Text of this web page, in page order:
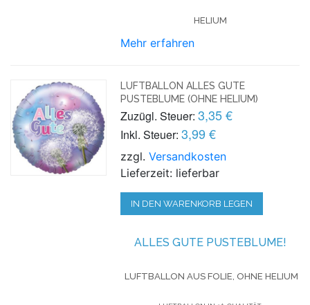
HELIUM
Mehr erfahren
LUFTBALLON ALLES GUTE
PUSTEBLUME (OHNE HELIUM)
Zuzügl. Steuer: 3,35 €
Inkl. Steuer: 3,99 €
zzgl.Versandkosten
Lieferzeit: lieferbar
IN DEN WARENKORB LEGEN
ALLES GUTE PUSTEBLUME!
LUFTBALLON AUS FOLIE, OHNE HELIUM